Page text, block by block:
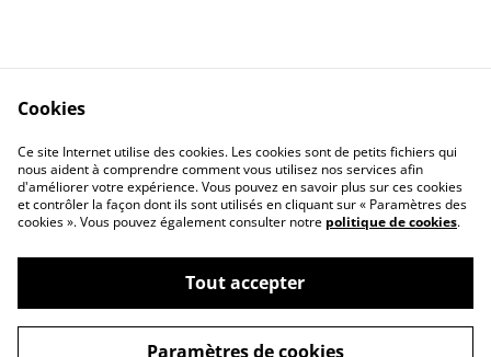
Contactez-nous
FAQ
Retours & Echanges
Conditions
©2026ML Bijoux
Cookies
Ce site Internet utilise des cookies. Les cookies sont de petits fichiers qui
nous aident à comprendre comment vous utilisez nos services afin
d'améliorer votre expérience. Vous pouvez en savoir plus sur ces cookies
et contrôler la façon dont ils sont utilisés en cliquant sur « Paramètres des
cookies ». Vous pouvez également consulter notre politique de cookies.
Tout accepter
Paramètres de cookies